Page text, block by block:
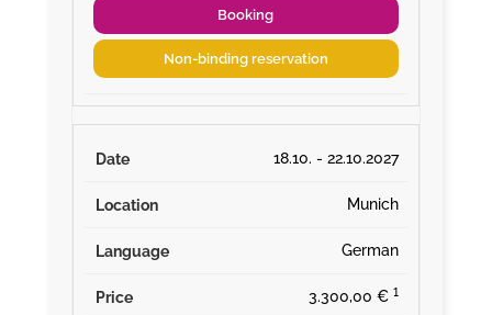
Booking
Non-binding reservation
18.10. - 22.10.2027
Munich
German
3.300,00 € ¹